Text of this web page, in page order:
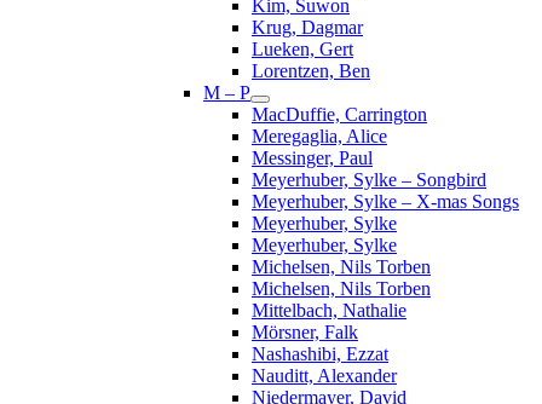
Kim, Suwon
Krug, Dagmar
Lueken, Gert
Lorentzen, Ben
M – P
MacDuffie, Carrington
Meregaglia, Alice
Messinger, Paul
Meyerhuber, Sylke – Songbird
Meyerhuber, Sylke – X-mas Songs
Meyerhuber, Sylke
Meyerhuber, Sylke
Michelsen, Nils Torben
Michelsen, Nils Torben
Mittelbach, Nathalie
Mörsner, Falk
Nashashibi, Ezzat
Nauditt, Alexander
Niedermayer, David